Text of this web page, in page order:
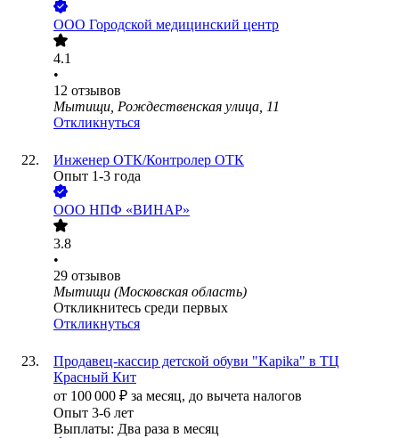
ООО Городской медицинский центр
4.1
•
12 отзывов
Мытищи, Рождественская улица, 11
Откликнуться
Инженер ОТК/Контролер ОТК
Опыт 1-3 года
ООО НПФ «ВИНАР»
3.8
•
29 отзывов
Мытищи (Московская область)
Откликнитесь среди первых
Откликнуться
Продавец-кассир детской обуви "Kapika" в ТЦ
Красный Кит
от 100 000 ₽ за месяц, до вычета налогов
Опыт 3-6 лет
Выплаты: Два раза в месяц